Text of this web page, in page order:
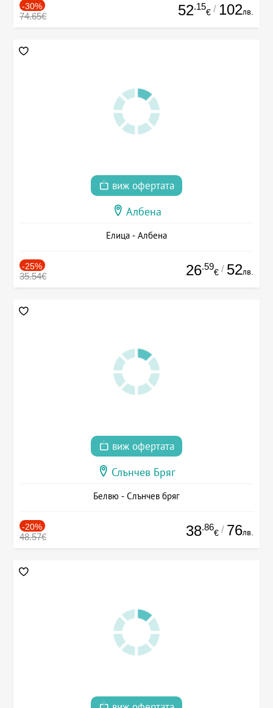
-30%
74.65€ 52.15
€ / 102лв.
виж офертата
Албена
Елица - Албена
-25%
35.54€ 26.59
€ / 52лв.
виж офертата
Слънчев Бряг
Белвю - Слънчев бряг
-20%
48.57€ 38.86
€ / 76лв.